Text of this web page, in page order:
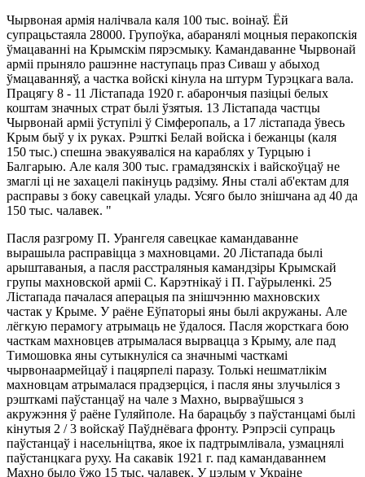
Чырвоная армія налічвала каля 100 тыс. воінаў. Ёй
супрацьстаяла 28000. Групоўка, абаранялі моцныя перакопскія
ўмацаванні на Крымскім пярэсмыку. Камандаванне Чырвонай
арміі прыняло рашэнне наступаць праз Сиваш у абыход
ўмацаванняў, а частка войскі кінула на штурм Турэцкага вала.
Працягу 8 - 11 Лістапада 1920 г. абарончыя пазіцыі белых
коштам значных страт былі ўзятыя. 13 Лістапада частцы
Чырвонай арміі ўступілі ў Сімферопаль, а 17 лістапада ўвесь
Крым быў у іх руках. Рэшткі Белай войска і бежанцы (каля
150 тыс.) спешна эвакуяваліся на караблях у Турцыю і
Балгарыю. Але каля 300 тыс. грамадзянскіх і вайскоўцаў не
змаглі ці не захацелі пакінуць радзіму. Яны сталі аб'ектам для
расправы з боку савецкай улады. Усяго было знішчана ад 40 да
150 тыс. чалавек. "
Пасля разгрому П. Урангеля савецкае камандаванне
вырашыла расправіцца з махновцами. 20 Лістапада былі
арыштаваныя, а пасля расстраляныя камандзіры Крымскай
групы махновской арміі С. Карэтнікаў і П. Гаўрыленкі. 25
Лістапада пачалася аперацыя па знішчэнню махновских
частак у Крыме. У раёне Еўпаторыі яны былі акружаны. Але
лёгкую перамогу атрымаць не ўдалося. Пасля жорсткага бою
часткам махновцев атрымалася вырвацца з Крыму, але пад
Тимошовка яны сутыкнуліся са значнымі часткамі
чырвонаармейцаў і пацярпелі паразу. Толькі нешматлікім
махновцам атрымалася прадзерціся, і пасля яны злучыліся з
рэшткамі паўстанцаў на чале з Махно, вырваўшыся з
акружэння ў раёне Гуляйполе. На барацьбу з паўстанцамі былі
кінутыя 2 / 3 войскаў Паўднёвага фронту. Рэпрэсіі супраць
паўстанцаў і насельніцтва, якое іх падтрымлівала, узмацнялі
паўстанцкага руху. На сакавік 1921 г. пад камандаваннем
Махно было ўжо 15 тыс. чалавек. У цэлым у Украіне